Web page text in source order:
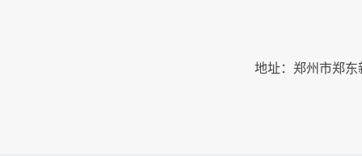
地址：郑州市郑